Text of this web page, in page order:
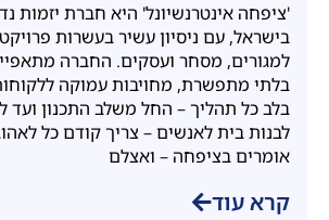
'ציפחה אינטרנשיונל' היא חברת יזמות
בישראל, עם ניסיון עשיר בעשרות
למגורים, מסחר ועסקים. החברה
בלתי מתפשרת, מחויבות עמוקה
בלב כל תהליך – החל משלב התכנון ועד
לבנות בית לאנשים – צריך קודם כל
אומרים בציפחה – ואצלם
קרא עוד